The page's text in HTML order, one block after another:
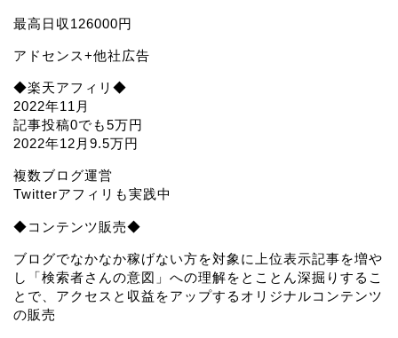
最高日収126000円
アドセンス+他社広告
◆楽天アフィリ◆
2022年11月
記事投稿0でも5万円
2022年12月9.5万円
複数ブログ運営
Twitterアフィリも実践中
◆コンテンツ販売◆
ブログでなかなか稼げない方を対象に上位表示記事を増や
し「検索者さんの意図」への理解をとことん深掘りするこ
とで、アクセスと収益をアップするオリジナルコンテンツ
の販売